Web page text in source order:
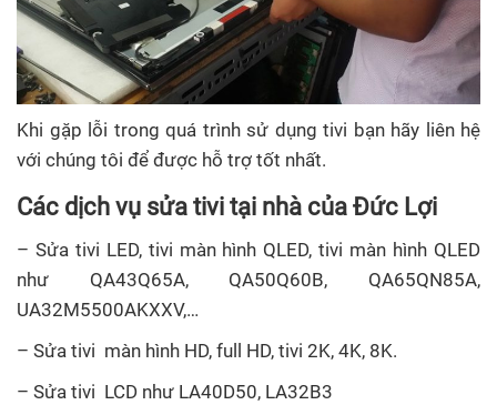
Khi gặp lỗi trong quá trình sử dụng tivi bạn hãy liên hệ
với chúng tôi để được hỗ trợ tốt nhất.
Các dịch vụ sửa tivi tại nhà của Đức Lợi
– Sửa tivi LED, tivi màn hình QLED, tivi màn hình QLED
như QA43Q65A, QA50Q60B, QA65QN85A,
UA32M5500AKXXV,…
– Sửa tivi màn hình HD, full HD, tivi 2K, 4K, 8K.
– Sửa tivi LCD như LA40D50, LA32B3